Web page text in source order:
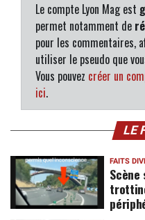
Le compte Lyon Mag est
permet notamment de
pour les commentaires,
utiliser le pseudo que
Vous pouvez créer un
ici.
LE
FAITS